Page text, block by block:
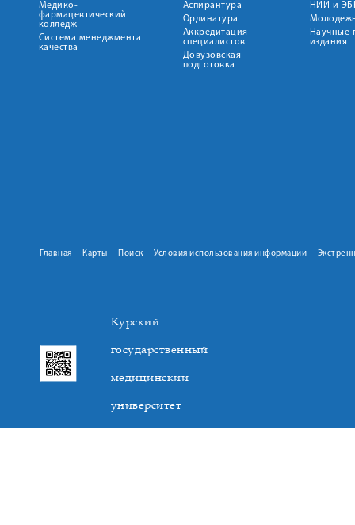
Медико-
фармацевтический
колледж
Система менеджмента
качества
Аспирантура
Ординатура
Аккредитация
специалистов
Довузовская
подготовка
НИИ и
Научные
издания
Главная Карты Поиск Условия использования информации
Курский
государственный
медицинский
университет